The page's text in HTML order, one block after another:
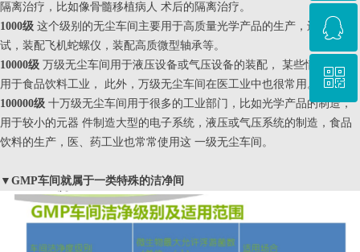
隔离治疗，比如像骨髓移植病人 术后的隔离治疗。
1000级 这个级别的无尘车间主要用于高质量光学产品的生产，还用于测
试，装配飞机蛇螺仪，装配高质微型轴承等。
10000级 万级无尘车间用于液压设备或气压设备的装配， 某些情况下也
用于食品饮料工业， 此外，万级无尘车间在医工业中也很常用。
100000级 十万级无尘车间用于很多的工业部门，比如光学产品的制造，
用于较小的元器 件制造大型的电子系统，液压或气压系统的制造，食品
饮料的生产，医、药工业也常常使用这 一级无尘车间。
▼ GMP车间就属于一类特殊的洁净间
15620042359
ꁗ
QQ客服
ꀥ
微信二维码